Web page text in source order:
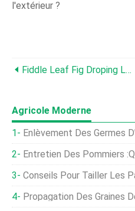
l'extérieur ?
Fiddle Leaf Fig Droping Leaves - Que Faire ?
Agricole Moderne
Enlèvement Des Germes D'eau -
Entretien Des Pommiers
Conseils Pour Tailler Les
Propagation Des Graines De